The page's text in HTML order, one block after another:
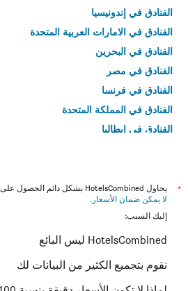
الفنادق في إندونيسيا
الفنادق في الامارات العربية المتحدة
الفنادق في البحرين
الفنادق في مصر
الفنادق في فرنسا
الفنادق في المملكة المتحدة
الفنادق في إيطاليا
*
يحاول HotelsCombined بشكل دائم الحصول على الأسعار الدقيقة، ولكن
لا يمكن ضمان الأسعار .
إليك السبب:
HotelsCombined ليس البائع
نقوم بتجميع الكثير من البيانات لك